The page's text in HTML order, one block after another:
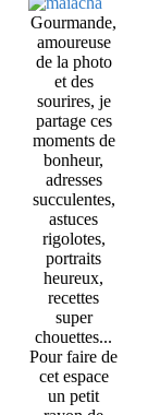
Gourmande,
amoureuse
de la photo
et des
sourires, je
partage ces
moments de
bonheur,
adresses
succulentes,
astuces
rigolotes,
portraits
heureux,
recettes
super
chouettes...
Pour faire de
cet espace
un petit